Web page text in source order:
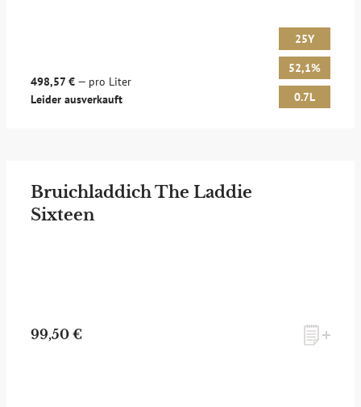
498,57 € — pro Liter
Leider ausverkauft
25Y
52,1%
0.7L
Bruichladdich The Laddie
Sixteen
99,50 €